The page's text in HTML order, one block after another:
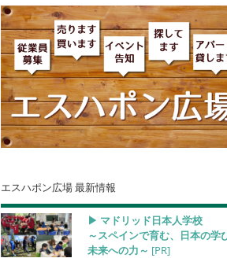
エスハポン広場 最新情報
▶︎ マドリッド日本人学校
～スペインで育む、日本の学
未来への力～ [PR]